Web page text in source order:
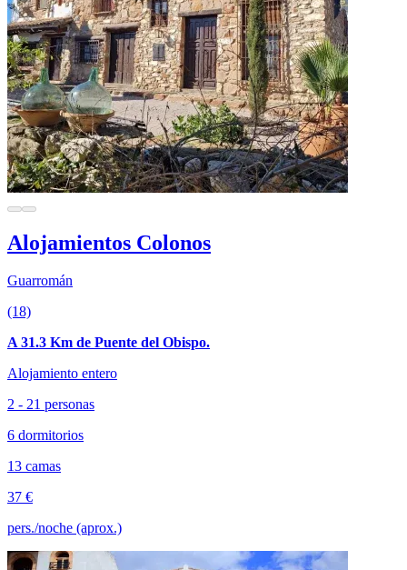
Alojamientos Colonos
Guarromán
(18)
A 31.3 Km de Puente del Obispo.
Alojamiento entero
2 - 21 personas
6 dormitorios
13 camas
37 €
pers./noche (aprox.)